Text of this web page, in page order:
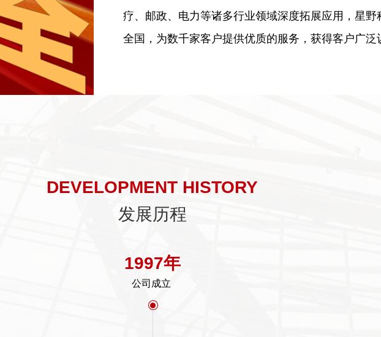
疗、邮政、电力等诸多行业领域深度拓展应用，星野
全国，为数千家客户提供优质的服务，获得客户广泛
ꀉ
1997年
公司成立
DEVELOPMENT HISTORY
发展历程